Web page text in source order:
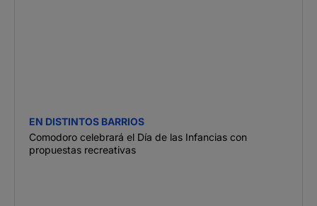
EN DISTINTOS BARRIOS
Comodoro celebrará el Día de las Infancias con
propuestas recreativas